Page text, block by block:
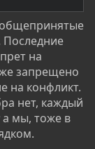
Это как
хотят
крекеры,
на
запрещено
на конфликт.
нет, каждый
а мы, тоже в